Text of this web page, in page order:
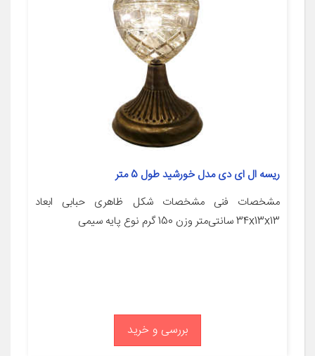
ریسه ال ای دی مدل خورشید طول 5 متر
مشخصات فنی مشخصات شکل ظاهری حبابی ابعاد
34x13x13 سانتی‌متر وزن 150 گرم نوع پایه سیمی
بررسی و خرید